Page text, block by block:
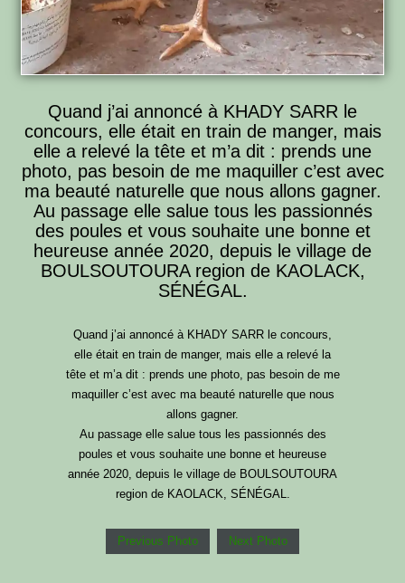
Quand j’ai annoncé à KHADY SARR le
concours, elle était en train de manger, mais
elle a relevé la tête et m’a dit : prends une
photo, pas besoin de me maquiller c’est avec
ma beauté naturelle que nous allons gagner.
Au passage elle salue tous les passionnés
des poules et vous souhaite une bonne et
heureuse année 2020, depuis le village de
BOULSOUTOURA region de KAOLACK,
SÉNÉGAL.
Quand j’ai annoncé à KHADY SARR le concours,
elle était en train de manger, mais elle a relevé la
tête et m’a dit : prends une photo, pas besoin de me
maquiller c’est avec ma beauté naturelle que nous
allons gagner.
Au passage elle salue tous les passionnés des
poules et vous souhaite une bonne et heureuse
année 2020, depuis le village de BOULSOUTOURA
region de KAOLACK, SÉNÉGAL.
Previous Photo Next Photo